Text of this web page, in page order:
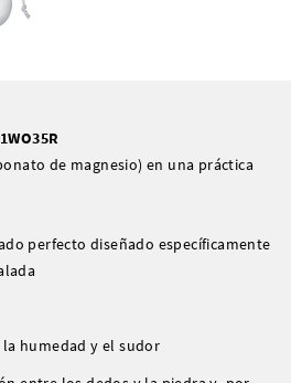
de magnesio) en una práctica
perfecto diseñado específicamente
humedad y el sudor